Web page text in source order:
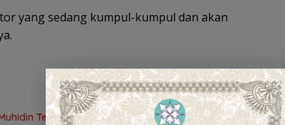
yang sedang kumpul-kumpul dan akan
Tegaskan Penempatan Berbasis Talenta